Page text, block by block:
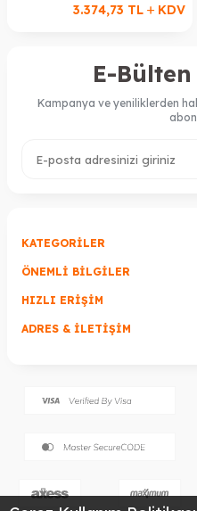
3.374,73 TL KDV
E-
Kampanya ve yeniliklerden
KATEGORILER
ÖNEMLI BILGILER
HIZLI ERIŞIM
ADRES & İLETIŞIM